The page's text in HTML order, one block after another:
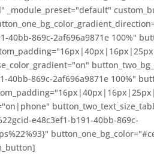
40bb-869c-2af696a9871e 100%"
40bb-869c-2af696a9871e 100%"
e48c3ef1-b191-40bb-869c-